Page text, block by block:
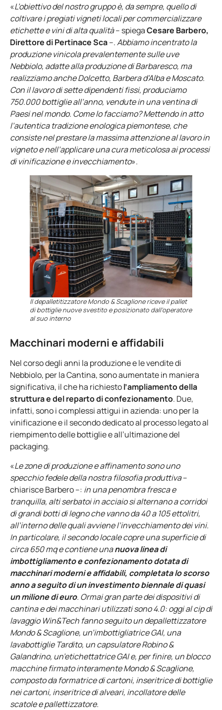
«L’obiettivo del nostro gruppo è, da sempre, quello di
coltivare i pregiati vigneti locali per commercializzare
etichette e vini di alta qualità– spiegaCesare Barbero,
Direttore di Pertinace Sca–.Abbiamo incentrato la
produzione vinicola prevalentemente sulle uve
Nebbiolo, adatte alla produzione di Barbaresco, ma
realizziamo anche Dolcetto, Barbera d’Alba e Moscato.
Con il lavoro di sette dipendenti fissi, produciamo
750.000 bottiglie all’anno, vendute in una ventina di
Paesi nel mondo. Come lo facciamo? Mettendo in atto
l’autentica tradizione enologica piemontese, che
consiste nel prestare la massima attenzione al lavoro in
vigneto e nell’applicare una cura meticolosa ai processi
di vinificazione e invecchiamento».
Il depalletitizzatore Mondo & Scaglione riceve il pallet
di bottiglie nuove svestito e posizionato dall’operatore
al suo interno
Macchinari moderni e affidabili
Nel corso degli anni la produzione e le vendite di
Nebbiolo, per la Cantina, sono aumentate in maniera
significativa, il che ha richiestol’ampliamento della
struttura e del reparto di confezionamento. Due,
infatti, sono i complessi attigui in azienda: uno per la
vinificazione e il secondo dedicato al processo legato al
riempimento delle bottiglie e all’ultimazione del
packaging.
«Le zone di produzione e affinamento sono uno
specchio fedele della nostra filosofia produttiva–
chiarisce Barbero –: in una penombra fresca e
tranquilla, alti serbatoi in acciaio si alternano a corridoi
di grandi botti di legno che vanno da 40 a 105 ettolitri,
all’interno delle quali avviene l’invecchiamento dei vini.
In particolare, il secondo locale copre una superficie di
circa 650 mq e contiene unanuova linea di
imbottigliamento e confezionamento dotata di
macchinari moderni e affidabili, completata lo scorso
anno a seguito di un investimento biennale di quasi
un milione di euro. Ormai gran parte dei dispositivi di
cantina e dei macchinari utilizzati sono 4.0: oggi al cip di
lavaggio Win&Tech fanno seguito un depallettizzatore
Mondo & Scaglione, un’imbottigliatrice GAI, una
lavabottiglie Tardito, un capsulatore Robino &
Galandrino, un’etichettatrice GAI e, per finire, un blocco
macchine firmato interamente Mondo & Scaglione,
composto da formatrice di cartoni, inseritrice di bottiglie
nei cartoni, inseritrice di alveari, incollatore delle
scatole e pallettizzatore.